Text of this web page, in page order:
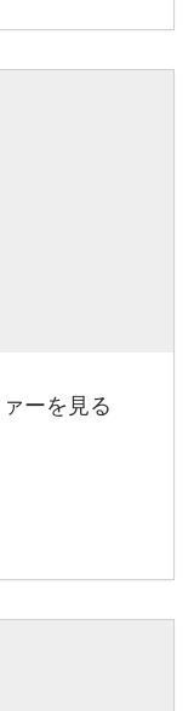
ーを見る